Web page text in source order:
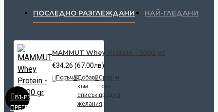
ПОСЛЕДНО РАЗГЛЕЖДАНИ НАЙ-ГЛЕДАНИ
БЪРЗ
ПРЕГЛЕД
MAMMUT Whey Protein - 1000 gr
€34.26 (67.00лв)
ПоръчайДобави
към
списък с
желания
Сравни
този
продукт